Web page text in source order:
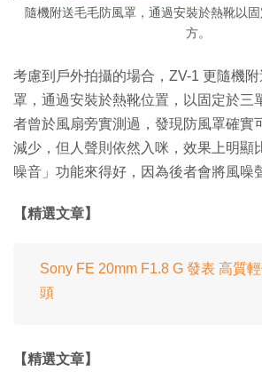
隨機附送毛毛防風罩，通過安裝於熱靴以
方。
考慮到戶外拍攝的場合，ZV-1 更隨機
罩，通過安裝於熱靴位置，以固定於三
者曾於風扇旁實測過，發現防風罩確實
減少，但人聲則依然入咪，效果上明顯
噪音」功能來得好，因為後者會將風噪
【精選文章】
Sony FE 20mm F1.8 G 發表 高質
頭
【精選文章】